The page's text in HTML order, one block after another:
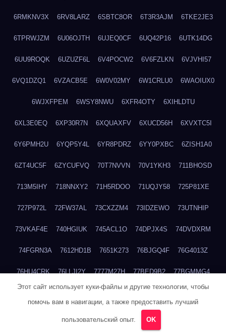
6RMKNV3X 6RV8LARZ 6SBTC8OR 6T3R3AJM 6TKE2JE3
6TPRWJZM 6U06OJTH 6UJEQ0CF 6UQ42P16 6UTK14DG
6UU9ROQK 6UZUZF6L 6V4POCW2 6V6FZLKN 6VJVHI57
6VQ1DZQ1 6VZACB5E 6W0V02MY 6W1CRLU0 6WAOIUX0
6WJXFPEM 6WSY8NWU 6XFR4OTY 6XIHLDTU
6XL3E0EQ 6XP30R7N 6XQUAXFV 6XUCD56H 6XVXTC5I
6Y6PMH2U 6YQP5Y4L 6YR8PDRZ 6YY0PXBC 6ZISH1A0
6ZT4UC5F 6ZYCUFVQ 70T7NVVN 70V1YKH3 711BHOSD
713M5IHY 718NNXY2 71H5RDOO 71UQJY58 725P81XE
727P972L 72FW37AL 73CXZZM4 73IDZEWO 73UTNHIP
73VKAF4E 740HGIUK 745ACL1O 74DPJX4S 74DVDXRM
74FGRN3A 7612HD1B 7651K273 76BJGQ4F 76G4013Z
76HU4CRK 76LLJI2Y 7777M27H 77BED9B2 77BGMMG4
77TABW20 780FZHSV 78Q29S80
Этот сайт использует куки-файлы и другие технологии, чтобы
помочь вам в навигации, а также предоставить лучший
пользовательский опыт. OK